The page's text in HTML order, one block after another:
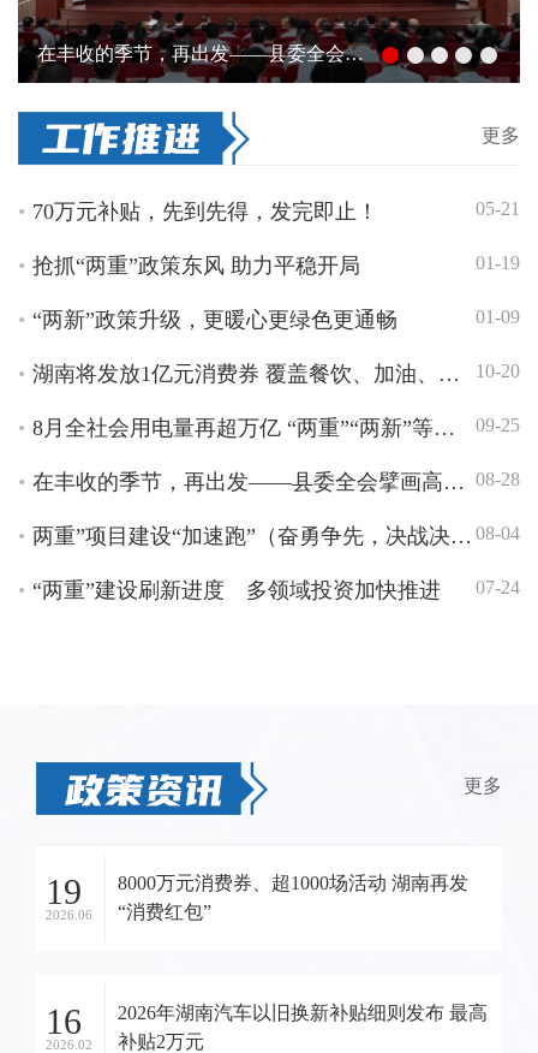
湖南“两重”“两新”送解优专项行动成效明显
更多
70万元补贴，先到先得，发完即止！ 05-21
抢抓“两重”政策东风 助力平稳开局 01-19
“两新”政策升级，更暖心更绿色更通畅 01-09
湖南将发放1亿元消费券 覆盖餐饮、加油、家政服务、美容美发四大民生消费领域 10-20
8月全社会用电量再超万亿 “两重”“两新”等政策效果显现 09-25
在丰收的季节，再出发——县委全会擘画高质量发展新蓝图 08-28
两重”项目建设“加速跑”（奋勇争先，决战决胜“十四五”） 08-04
“两重”建设刷新进度 多领域投资加快推进 07-24
更多
19
2026.06
8000万元消费券、超1000场活动 湖南再发
“消费红包”
16
2026.02
2026年湖南汽车以旧换新补贴细则发布 最高
补贴2万元